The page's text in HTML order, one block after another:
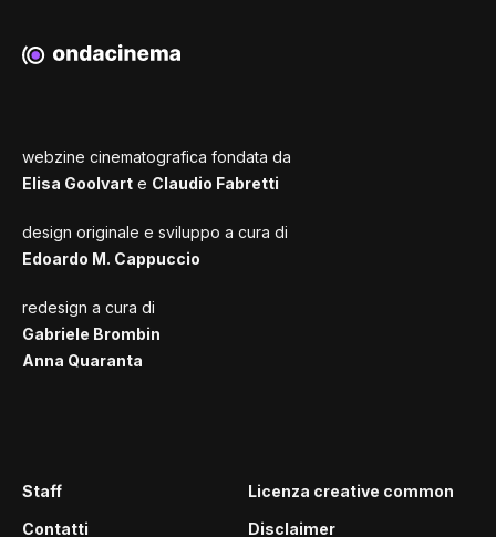
webzine cinematografica fondata da
Elisa Goolvart e Claudio Fabretti
design originale e sviluppo a cura di
Edoardo M. Cappuccio
redesign a cura di
Gabriele Brombin
Anna Quaranta
Staff
Contatti
Licenza creative common
Disclaimer